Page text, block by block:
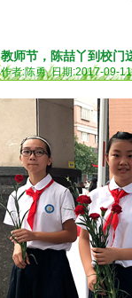
教师节，陈喆丫到校门
作者:陈勇 日期:2017-09-11